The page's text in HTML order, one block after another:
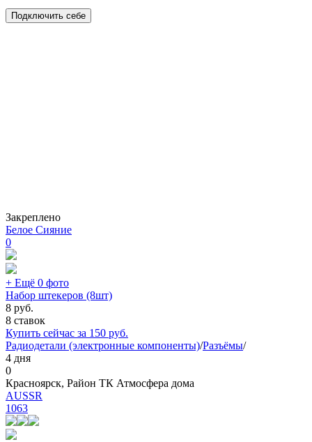
Подключить себе
Закреплено
Белое Сияние
0
+ Ещё 0 фото
Набор штекеров (8шт)
8 руб.
8 ставок
Купить сейчас за 150 руб.
Радиодетали (электронные компоненты)/Разъёмы/
4 дня
0
Красноярск, Район ТК Атмосфера дома
AUSSR
1063